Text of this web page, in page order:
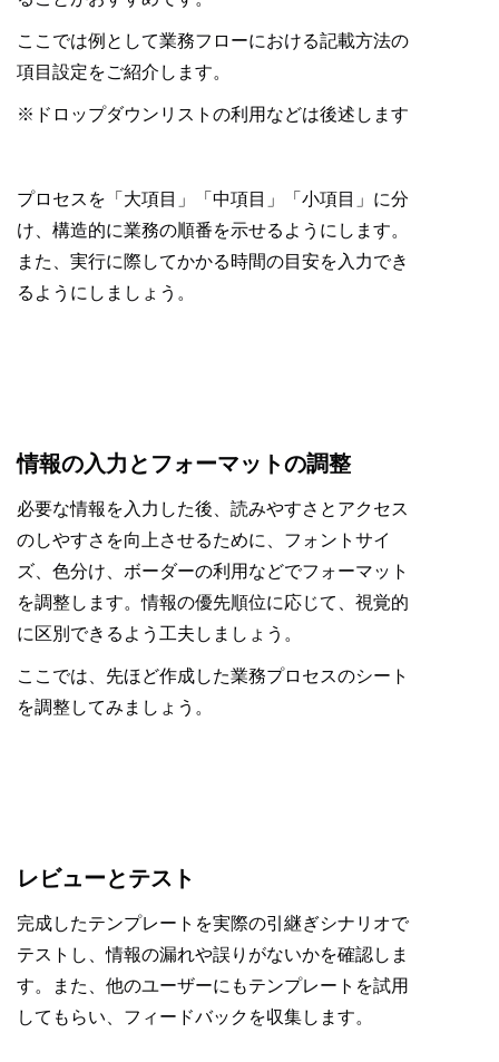
ここでは例として業務フローにおける記載方法の
項目設定をご紹介します。
※ドロップダウンリストの利用などは後述します
プロセスを「大項目」「中項目」「小項目」に分
け、構造的に業務の順番を示せるようにします。
また、実行に際してかかる時間の目安を入力でき
るようにしましょう。
情報の入力とフォーマットの調整
必要な情報を入力した後、読みやすさとアクセス
のしやすさを向上させるために、フォントサイ
ズ、色分け、ボーダーの利用などでフォーマット
を調整します。情報の優先順位に応じて、視覚的
に区別できるよう工夫しましょう。
ここでは、先ほど作成した業務プロセスのシート
を調整してみましょう。
レビューとテスト
完成したテンプレートを実際の引継ぎシナリオで
テストし、情報の漏れや誤りがないかを確認しま
す。また、他のユーザーにもテンプレートを試用
してもらい、フィードバックを収集します。